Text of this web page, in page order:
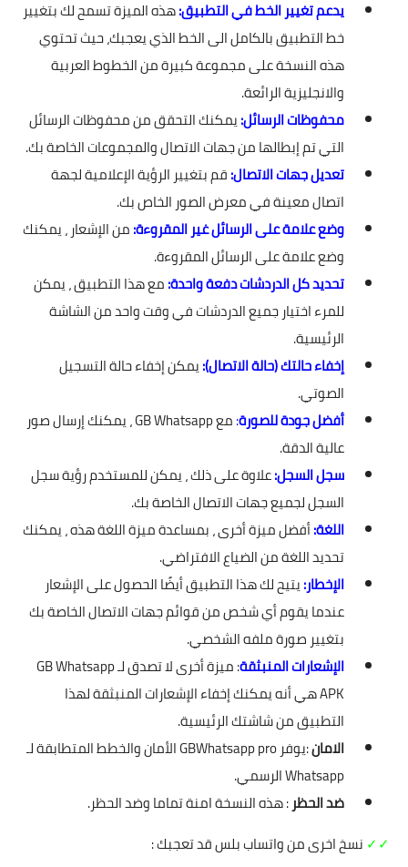
يدعم تغيير الخط في التطبيق:هذه الميزة تسمح لك بتغيير
خط التطبيق بالكامل الى الخط الذي يعجبك، حيث تحتوي
هذه النسخة على مجموعة كبيرة من الخطوط العربية
والانجليزية الرائعة.
محفوظات الرسائل:يمكنك التحقق من محفوظات الرسائل
التي تم إبطالها من جهات الاتصال والمجموعات الخاصة بك.
تعديل جهات الاتصال:قم بتغيير الرؤية الإعلامية لجهة
اتصال معينة في معرض الصور الخاص بك.
وضع علامة على الرسائل غير المقروءة:من الإشعار ، يمكنك
وضع علامة على الرسائل المقروءة.
تحديد كل الدردشات دفعة واحدة:مع هذا التطبيق ، يمكن
للمرء اختيار جميع الدردشات في وقت واحد من الشاشة
الرئيسية.
إخفاء حالتك (حالة الاتصال):يمكن إخفاء حالة التسجيل
الصوتي.
أفضل جودة للصورة:
مع GB Whatsapp ، يمكنك إرسال صور
عالية الدقة.
سجل السجل:علاوة على ذلك ، يمكن للمستخدم رؤية سجل
السجل لجميع جهات الاتصال الخاصة بك.
اللغة:أفضل ميزة أخرى ، بمساعدة ميزة اللغة هذه ، يمكنك
تحديد اللغة من الضياع الافتراضي.
الإخطار:يتيح لك هذا التطبيق أيضًا الحصول على الإشعار
عندما يقوم أي شخص من قوائم جهات الاتصال الخاصة بك
بتغيير صورة ملفه الشخصي.
الإشعارات المنبثقة
: ميزة أخرى لا تصدق لـ GB Whatsapp
APK هي أنه يمكنك إخفاء الإشعارات المنبثقة لهذا
التطبيق من شاشتك الرئيسية.
الامان:يوفر GBWhatsapp proالأمان والخطط المتطابقة لـ
Whatsapp الرسمي.
ضد الحظر: هذه النسخة امنة تماما وضد الحظر.
✓✓ نسخ اخرى من واتساب بلس قد تعجبك :